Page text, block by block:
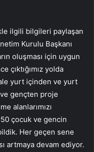
ilgili bilgileri paylaşan
Kurulu Başkanı
oluşması için uygun
çıktığımız yolda
yurt içinden ve yurt
gençten proje
alanlarımızı
çocuk ve gencin
Her geçen sene
artmaya devam ediyor.